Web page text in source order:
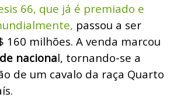
66, que já é premiado e
passou a ser
160 milhões. A venda marcou
nacional, tornando-se a
de um cavalo da raça Quarto